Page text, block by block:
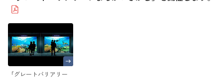
「グレートバリアリー